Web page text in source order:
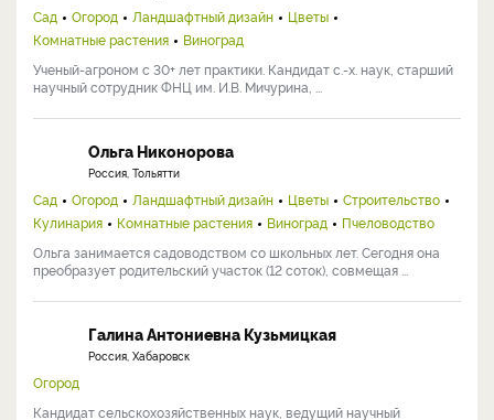
Сад Огород Ландшафтный дизайн
Цветы
Комнатные растения
Виноград
Ученый-агроном с 30+ лет практики. Кандидат с.-х. наук, старший
научный сотрудник ФНЦ им. И.В. Мичурина, ...
Ольга Никонорова
Россия, Тольятти
Сад Огород Ландшафтный дизайн Цветы
Строительство
Кулинария
Комнатные растения Виноград
Пчеловодство
Ольга занимается садоводством со школьных лет. Сегодня она
преобразует родительский участок (12 соток), совмещая ...
Галина Антониевна Кузьмицкая
Россия, Хабаровск
Огород
Кандидат сельскохозяйственных наук, ведущий научный